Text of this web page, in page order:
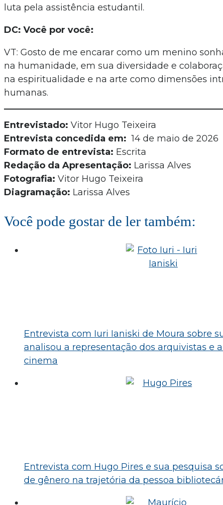
luta pela assistência estudantil.
DC: Você por você:
VT: Gosto de me encarar como um menino
na humanidade, em sua diversidade e
na espiritualidade e na arte como dimensões
humanas.
Entrevistado: Vitor Hugo Teixeira
Entrevista concedida em: 14 de maio de 2026
Formato de entrevista: Escrita
Redação da Apresentação: Larissa Alves
Fotografia: Vitor Hugo Teixeira
Diagramação: Larissa Alves
Você pode gostar de ler também:
Entrevista com Iuri Ianiski de Moura sobre
analisou a representação dos arquivistas e
cinema
Entrevista com Hugo Pires e sua pesquisa
de gênero na trajetória da pessoa